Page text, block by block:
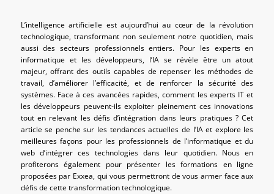
L’intelligence artificielle est aujourd’hui au cœur de la révolution
technologique, transformant non seulement notre quotidien, mais
aussi des secteurs professionnels entiers. Pour les experts en
informatique et les développeurs, l’IA se révèle être un atout
majeur, offrant des outils capables de repenser les méthodes de
travail, d’améliorer l’efficacité, et de renforcer la sécurité des
systèmes. Face à ces avancées rapides, comment les experts IT et
les développeurs peuvent-ils exploiter pleinement ces innovations
tout en relevant les défis d’intégration dans leurs pratiques ? Cet
article se penche sur les tendances actuelles de l’IA et explore les
meilleures façons pour les professionnels de l’informatique et du
web d’intégrer ces technologies dans leur quotidien. Nous en
profiterons également pour présenter les formations en ligne
proposées par Exxea, qui vous permettront de vous armer face aux
défis de cette transformation technologique.